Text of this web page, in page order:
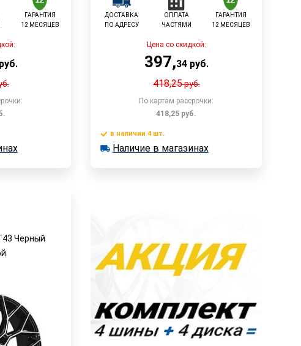
ГАРАНТИЯ
12 МЕСЯЦЕВ
ДОСТАВКА
ПО АДРЕСУ
ОПЛАТА
ЧАСТЯМИ
ГАРАНТИЯ
12 МЕСЯЦЕВ
Цена со скидкой:
397,34руб.
418,25руб.
По картам рассрочки:
418,25 руб.
В корзину
в наличии 4 шт.
в наличии 4 шт.
Наличие в магазинах
Черный